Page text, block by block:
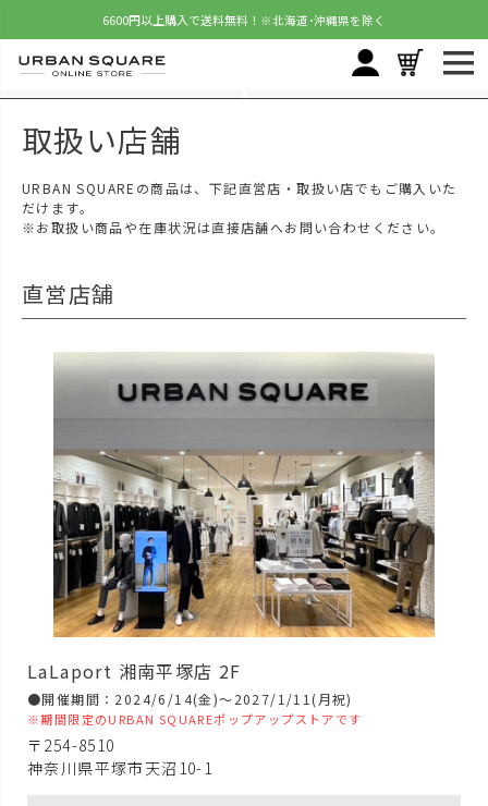
6600円以上購入で送料無料！ ※北海道･沖縄県を除く
取扱い店舗
URBAN SQUAREの商品は、下記直営店・取扱い店でもご購入いた
だけます。
※お取扱い商品や在庫状況は直接店舗へお問い合わせください。
直営店舗
LaLaport 湘南平塚店 2F
●開催期間：2024/6/14(金)～2027/1/11(月祝)
※期間限定のURBAN SQUAREポップアップストアです
〒254-8510
神奈川県平塚市天沼10-1